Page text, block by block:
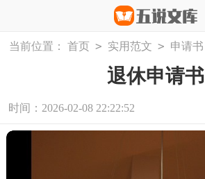
当前位置： 首页 > 实用范文 > 申请书
退休申请书
时间：2026-02-08 22:22:52